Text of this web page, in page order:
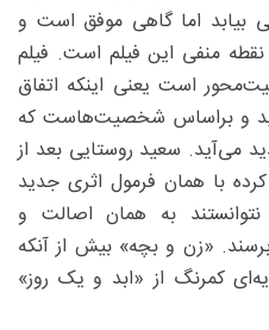
بیابد اما گاهی موفق است و
منفی این فیلم است. فیلم
است یعنی اینکه اتفاق
و براساس شخصیت‌هاست که
می‌آید. سعید روستایی بعد از
با همان فرمول اثری جدید
به همان اصالت و
برسند. «زن و بچه» بیش از آنکه
کمرنگ از «ابد و یک روز»